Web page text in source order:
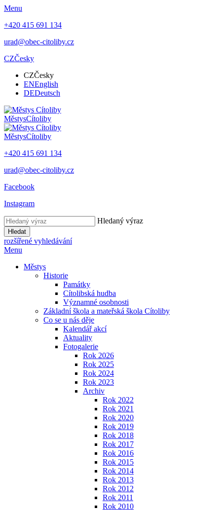
Menu
+420 415 691 134
urad@obec-citoliby.cz
CZČesky
CZČesky
ENEnglish
DEDeutsch
MěstysCítoliby
MěstysCítoliby
+420 415 691 134
urad@obec-citoliby.cz
Facebook
Instagram
Hledaný výraz
Hledat
rozšířené vyhledávání
Menu
Městys
Historie
Památky
Cítolibská hudba
Významné osobnosti
Základní škola a mateřská škola Cítoliby
Co se u nás děje
Kalendář akcí
Aktuality
Fotogalerie
Rok 2026
Rok 2025
Rok 2024
Rok 2023
Archiv
Rok 2022
Rok 2021
Rok 2020
Rok 2019
Rok 2018
Rok 2017
Rok 2016
Rok 2015
Rok 2014
Rok 2013
Rok 2012
Rok 2011
Rok 2010